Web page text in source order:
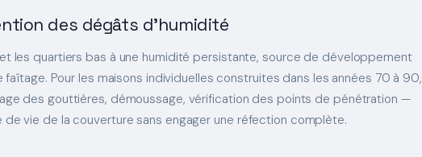
des dégâts d'humidité
les quartiers bas à une humidité persistante, source de développement
Pour les maisons individuelles construites dans les années 70 à 90,
des gouttières, démoussage, vérification des points de pénétration —
vie de la couverture sans engager une réfection complète.